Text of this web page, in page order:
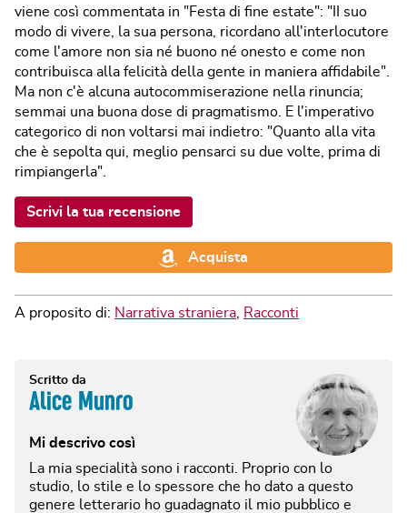
viene così commentata in "Festa di fine estate": "II suo
modo di vivere, la sua persona, ricordano all'interlocutore
come l'amore non sia né buono né onesto e come non
contribuisca alla felicità della gente in maniera affidabile".
Ma non c'è alcuna autocommiserazione nella rinuncia;
semmai una buona dose di pragmatismo. E l'imperativo
categorico di non voltarsi mai indietro: "Quanto alla vita
che è sepolta qui, meglio pensarci su due volte, prima di
rimpiangerla".
Scrivi la tua recensione
Acquista
A proposito di: Narrativa straniera Racconti
Scritto da
Alice Munro
Mi descrivo così
La mia specialità sono i racconti. Proprio con lo
studio, lo stile e lo spessore che ho dato a questo
genere letterario ho guadagnato il mio pubblico e